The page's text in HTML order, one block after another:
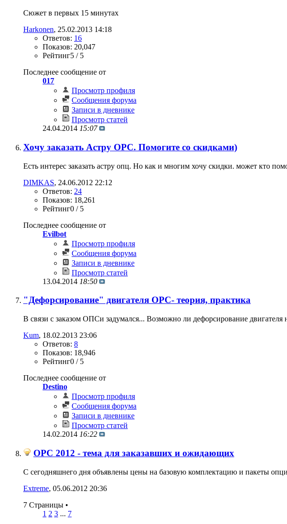
Сюжет в первых 15 минутах
Harkonen‎, 25.02.2013 14:18
Ответов: 16
Показов: 20,047
Рейтинг5 / 5
Последнее сообщение от
017
Просмотр профиля
Сообщения форума
Записи в дневнике
Просмотр статей
24.04.2014 15:07
Хочу заказать Астру OPC. Помогите со скидками)
Есть интерес заказать астру опц. Но как и многим хочу скидки. может кто
DIMKAS‎, 24.06.2012 22:12
Ответов: 24
Показов: 18,261
Рейтинг0 / 5
Последнее сообщение от
Evilbot
Просмотр профиля
Сообщения форума
Записи в дневнике
Просмотр статей
13.04.2014 18:50
"Дефорсирование" двигателя OPC- теория, практика
В связи с заказом ОПСи задумался... Возможно ли дефорсирование двигателя
Kum‎, 18.02.2013 23:06
Ответов: 8
Показов: 18,946
Рейтинг0 / 5
Последнее сообщение от
Destino
Просмотр профиля
Сообщения форума
Записи в дневнике
Просмотр статей
14.02.2014 16:22
OPC 2012 - тема для заказавших и ожидающих
С сегодняшнего дня объявлены цены на базовую комплектацию и пакеты
Extreme‎, 05.06.2012 20:36
7 Страницы •
1 2 3 ... 7